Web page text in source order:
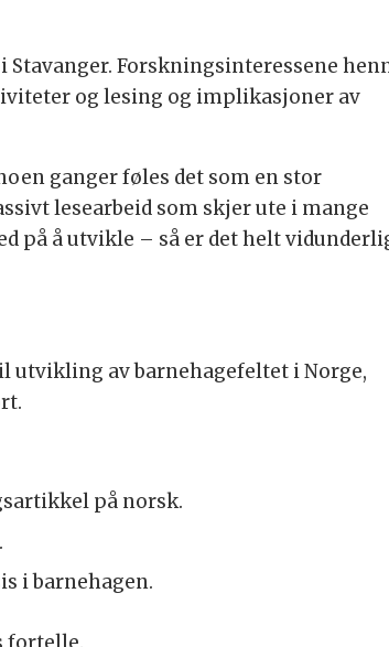
Forskningsinteressene
og lesing og implikasjoner av
ganger føles det som en stor
lesearbeid som skjer ute i mange
på å utvikle – så er det helt
utvikling av barnehagefeltet i Norge,
på norsk.
i barnehagen.